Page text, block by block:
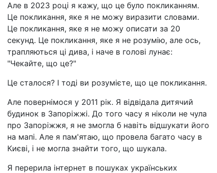
Але в 2023 році я кажу, що це було покликанням.
Це покликання, яке я не можу виразити словами.
Це покликання, яке я не можу описати за 20
секунд. Це покликання, яке я не розумію, але ось,
трапляються ці дива, і наче в голові лунає:
"Чекайте, що це?"
Це сталося? І тоді ви розумієте, що це покликання.
Але повернімося у 2011 рік. Я відвідала дитячий
будинок в Запоріжжі. До того часу я ніколи не чула
про Запоріжжя, я не змогла б навіть відшукати його
на мапі. Але я пам'ятаю, що провела багато часу в
Києві, і не могла знайти того, що шукала.
Я перерила інтернет в пошуках українських